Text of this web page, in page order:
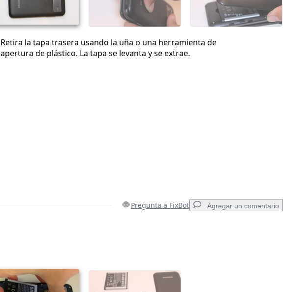
Retira la tapa trasera usando la uña o una herramienta de
apertura de plástico. La tapa se levanta y se extrae.
Pregunta a FixBot Agregar un comentario